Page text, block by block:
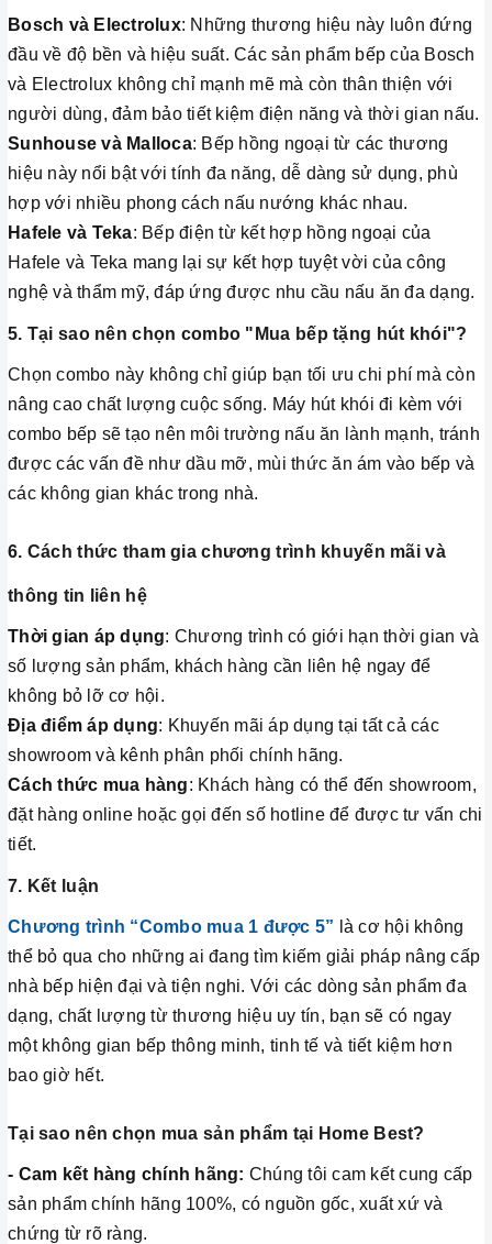
Bosch và Electrolux: Những thương hiệu này luôn đứng
đầu về độ bền và hiệu suất. Các sản phẩm bếp của Bosch
và Electrolux không chỉ mạnh mẽ mà còn thân thiện với
người dùng, đảm bảo tiết kiệm điện năng và thời gian nấu.
Sunhouse và Malloca: Bếp hồng ngoại từ các thương
hiệu này nổi bật với tính đa năng, dễ dàng sử dụng, phù
hợp với nhiều phong cách nấu nướng khác nhau.
Hafele và Teka: Bếp điện từ kết hợp hồng ngoại của
Hafele và Teka mang lại sự kết hợp tuyệt vời của công
nghệ và thẩm mỹ, đáp ứng được nhu cầu nấu ăn đa dạng.
5. Tại sao nên chọn combo "Mua bếp tặng hút khói"?
Chọn combo này không chỉ giúp bạn tối ưu chi phí mà còn
nâng cao chất lượng cuộc sống. Máy hút khói đi kèm với
combo bếp sẽ tạo nên môi trường nấu ăn lành mạnh, tránh
được các vấn đề như dầu mỡ, mùi thức ăn ám vào bếp và
các không gian khác trong nhà.
6. Cách thức tham gia chương trình khuyến mãi và
thông tin liên hệ
Thời gian áp dụng: Chương trình có giới hạn thời gian và
số lượng sản phẩm, khách hàng cần liên hệ ngay để
không bỏ lỡ cơ hội.
Địa điểm áp dụng: Khuyến mãi áp dụng tại tất cả các
showroom và kênh phân phối chính hãng.
Cách thức mua hàng: Khách hàng có thể đến showroom,
đặt hàng online hoặc gọi đến số hotline để được tư vấn chi
tiết.
7. Kết luận
Chương trình “Combo mua 1 được 5” là cơ hội không
thể bỏ qua cho những ai đang tìm kiếm giải pháp nâng cấp
nhà bếp hiện đại và tiện nghi. Với các dòng sản phẩm đa
dạng, chất lượng từ thương hiệu uy tín, bạn sẽ có ngay
một không gian bếp thông minh, tinh tế và tiết kiệm hơn
bao giờ hết.
Tại sao nên chọn mua sản phẩm tại Home Best?
- Cam kết hàng chính hãng: Chúng tôi cam kết cung cấp
sản phẩm chính hãng 100%, có nguồn gốc, xuất xứ và
chứng từ rõ ràng.